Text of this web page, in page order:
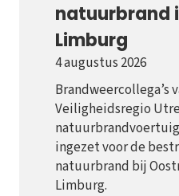
natuurbrand
Limburg
4 augustus 2026
Brandweercollega’s
Veiligheidsregio
ingezet voor de
natuurbrand bij
Limburg.